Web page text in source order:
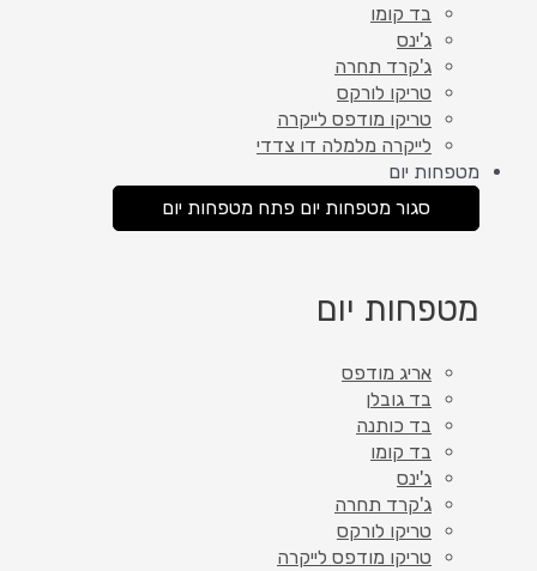
בד קומו
ג'ינס
ג'קרד תחרה
טריקו לורקס
טריקו מודפס לייקרה
לייקרה מלמלה דו צדדי
מטפחות יום
סגור מטפחות יום פתח מטפחות יום
מטפחות יום
אריג מודפס
בד גובלן
בד כותנה
בד קומו
ג'ינס
ג'קרד תחרה
טריקו לורקס
טריקו מודפס לייקרה